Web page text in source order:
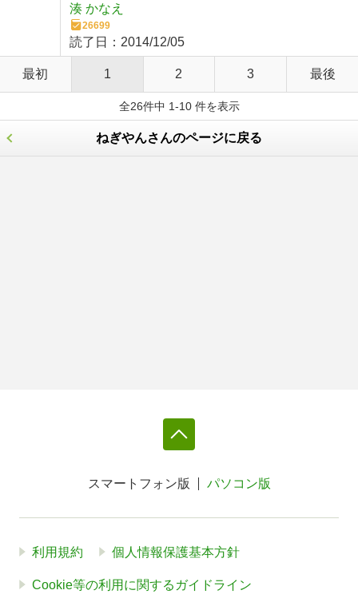
湊 かなえ
26699
読了日： 2014/12/05
最初 1 2 3 最後
全26件中 1-10 件を表示
ねぎやんさんのページに戻る
スマートフォン版 パソコン版
利用規約 個人情報保護基本方針
Cookie等の利用に関するガイドライン